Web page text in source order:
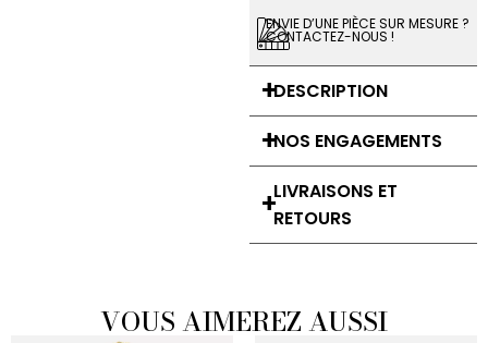
ENVIE D’UNE PIÈCE SUR MESURE ?
CONTACTEZ-NOUS !
DESCRIPTION
NOS ENGAGEMENTS
LIVRAISONS ET
RETOURS
VOUS AIMEREZ AUSSI